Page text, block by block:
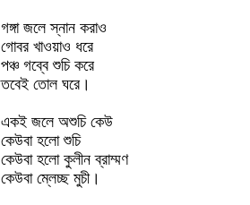
গঙ্গা জলে স্নান করাও
গোবর খাওয়াও ধরে
পঞ্চ গব্বে শুচি করে
তবেই তোল ঘরে।
একই জলে অশুচি কেউ
কেউবা হলো শুচি
কেউবা হলো কুলীন ব্রাম্মণ
কেউবা ম্লেচ্ছ মুচী।